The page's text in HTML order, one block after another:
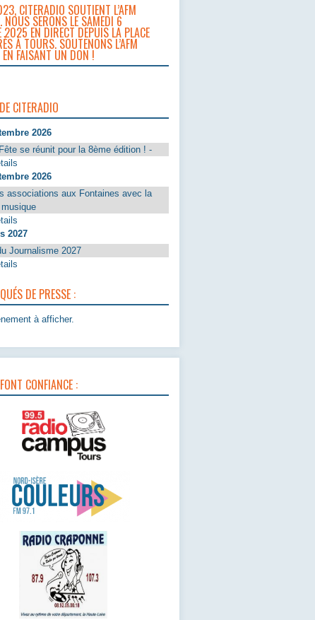
CITERADIO SOUTIENT L’AFM
NOUS SERONS LE SAMEDI 6
2025 EN DIRECT DEPUIS LA PLACE
À TOURS. SOUTENONS L’AFM
EN FAISANT UN DON !
CITERADIO
2026
se réunit pour la 8ème édition ! -
2026
associations aux Fontaines avec la
2027
Journalisme 2027
DE PRESSE :
à afficher.
CONFIANCE :